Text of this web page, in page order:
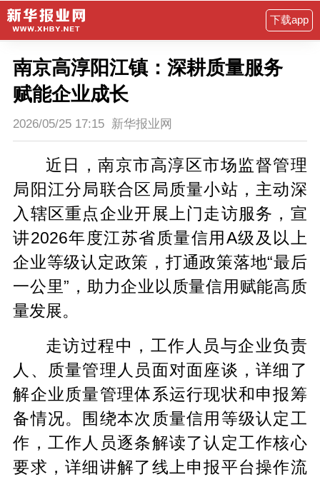
下载app
南京高淳阳江镇：深耕质量服务
赋能企业成长
2026/05/25 17:15 新华报业网
近日，南京市高淳区市场监督管理
局阳江分局联合区局质量小站，主动深
入辖区重点企业开展上门走访服务，宣
讲2026年度江苏省质量信用A级及以上
企业等级认定政策，打通政策落地“最后
一公里”，助力企业以质量信用赋能高质
量发展。
走访过程中，工作人员与企业负责
人、质量管理人员面对面座谈，详细了
解企业质量管理体系运行现状和申报筹
备情况。围绕本次质量信用等级认定工
作，工作人员逐条解读了认定工作核心
要求，详细讲解了线上申报平台操作流